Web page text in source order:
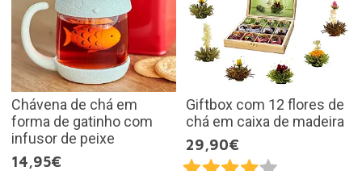
Chávena de chá em
forma de gatinho com
infusor de peixe
14,95€
Giftbox com 12 flores de
chá em caixa de madeira
29,90€